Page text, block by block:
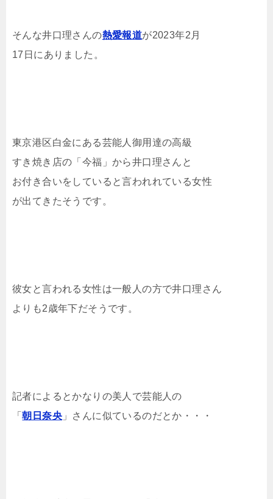
そんな井口理さんの熱愛報道が2023年2月
17日にありました。
東京港区白金にある芸能人御用達の高級
すき焼き店の「今福」から井口理さんと
お付き合いをしていると言われれている女性
が出てきたそうです。
彼女と言われる女性は一般人の方で井口理さん
よりも2歳年下だそうです。
記者によるとかなりの美人で芸能人の
「朝日奈央 」さんに似ているのだとか・・・